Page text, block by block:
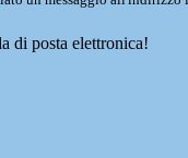
di posta elettronica!